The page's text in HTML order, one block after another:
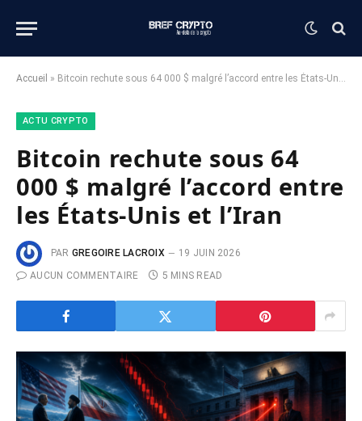
Accueil » Bitcoin rechute sous 64 000 $ malgré l’accord entre les États-Unis et l’Iran
ACTU CRYPTO
Bitcoin rechute sous 64
000 $ malgré l’accord entre
les États-Unis et l’Iran
PAR GREGOIRE LACROIX
19 JUIN 2026
AUCUN COMMENTAIRE
5 MINS READ